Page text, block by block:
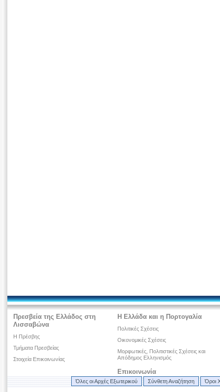
Πρεσβεία της Ελλάδος στη
Λισσαβώνα
Η Πρέσβης
Τμήματα Πρεσβείας
Στοιχεία Επικοινωνίας
Η Ελλάδα και η Πορτογαλία
Πολιτικές Σχέσεις
Οικονομικές Σχέσεις
Μορφωτικές, Πολιτιστικές Σχέσεις και
Απόδημος Ελληνισμός
Επικοινωνία
Όλες οι Αρχές Εξωτερικού Σύνθετη Αναζήτηση Όροι